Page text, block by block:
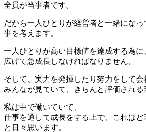
全員が当事者です。
だから一人ひとりが経営者と一緒にな
事を考えます。
一人ひとりが高い目標値を達成する為に
広げて急成長しなければなりません。
そして、実力を発揮したり努力をして会
みんなが見ていて、きちんと評価される
私は中で働いていて、
仕事を通して成長をする上で、これほ
と日々思います。